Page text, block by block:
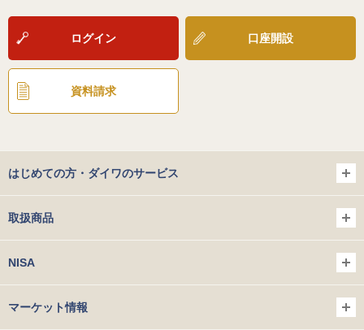
ログイン 口座開設
資料請求
はじめての方・ダイワのサービス
取扱商品
NISA
マーケット情報